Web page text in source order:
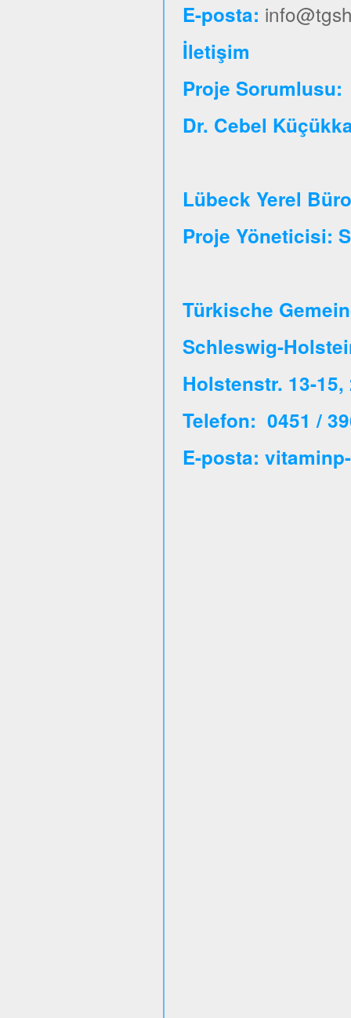
E-posta:
İletişim
Proje
Dr. Cebel
Lübeck Yerel
Proje Yöneticisi:
Türkische
Schleswig-
Holstenstr. 13-
Telefon: 0451 /
E-posta: